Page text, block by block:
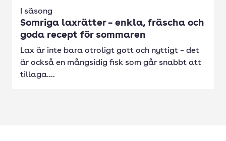
I säsong
Somriga laxrätter – enkla, fräscha och
goda recept för sommaren
Lax är inte bara otroligt gott och nyttigt – det
är också en mångsidig fisk som går snabbt att
tillaga....